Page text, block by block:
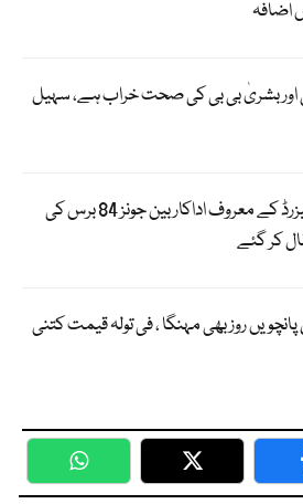
اضافہ
اور بشریٰ بی بی کی صحت خراب ہے، سہیل
ڈیوکس آف ہیزرڈ کے معروف اداکار بین جونز 84 برس کی
کر گئے
روز بھی مہنگا ، فی تولہ قیمت کتنی
WhatsApp Twitter